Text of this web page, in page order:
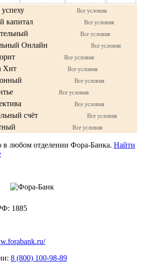
Все условия
капитал Все условия
Все условия
Онлайн Все условия
Все условия
Хит Все условия
Все условия
Все условия
Все условия
счёт Все условия
Все условия
любом отделении Фора-Банка. Найти
1885
8 (800) 100-98-89